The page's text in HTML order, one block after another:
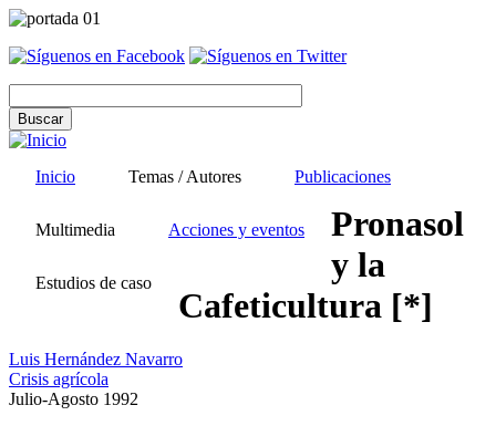
Pasar
contenido
Inicio Temas / Autores Publicaciones
Multimedia Acciones y eventos
Estudios de caso
Pronasol
y la
Cafeticultura [*]
Luis Hernández Navarro
Crisis agrícola
Julio-Agosto 1992